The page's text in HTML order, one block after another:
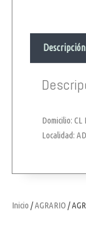
Inicio /AGRARIO /
Descripción
Domicilio: CL
Localidad: